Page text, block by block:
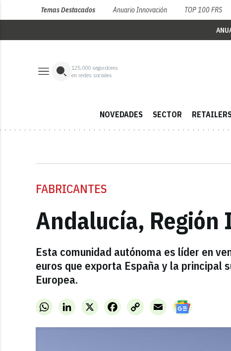
Temas Destacados Anuario Innovación TOP 100 FRS
125,000 seguidores
en redes sociales
NOVEDADES SECTOR
FABRICANTES
Andalucía,
Esta comunidad autónoma es líder en
euros que exporta España y la principal
Europea.
WhatsAppLinkedInX FacebookCopy
Link
Email